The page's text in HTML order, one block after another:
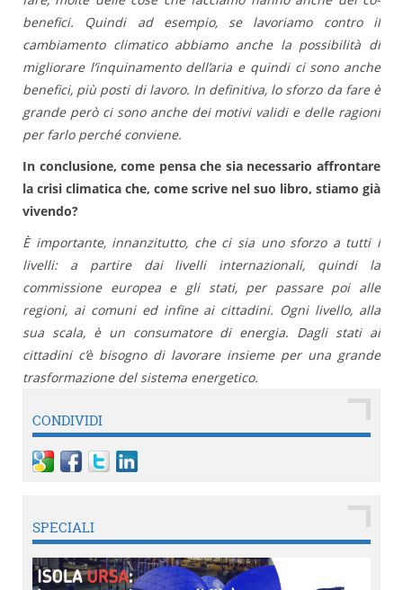
benefici. Quindi ad esempio, se lavoriamo contro il
cambiamento climatico abbiamo anche la possibilità di
migliorare l’inquinamento dell’aria e quindi ci sono anche
benefici, più posti di lavoro. In definitiva, lo sforzo da fare è
grande però ci sono anche dei motivi validi e delle ragioni
per farlo perché conviene.
In conclusione, come pensa che sia necessario affrontare
la crisi climatica che, come scrive nel suo libro, stiamo già
vivendo?
È importante, innanzitutto, che ci sia uno sforzo a tutti i
livelli: a partire dai livelli internazionali, quindi la
commissione europea e gli stati, per passare poi alle
regioni, ai comuni ed infine ai cittadini. Ogni livello, alla
sua scala, è un consumatore di energia. Dagli stati ai
cittadini c’è bisogno di lavorare insieme per una grande
trasformazione del sistema energetico.
CONDIVIDI
SPECIALI